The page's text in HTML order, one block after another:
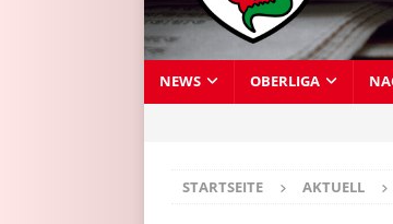
NEWS OBERLIGA
STARTSEITE AKTUELL